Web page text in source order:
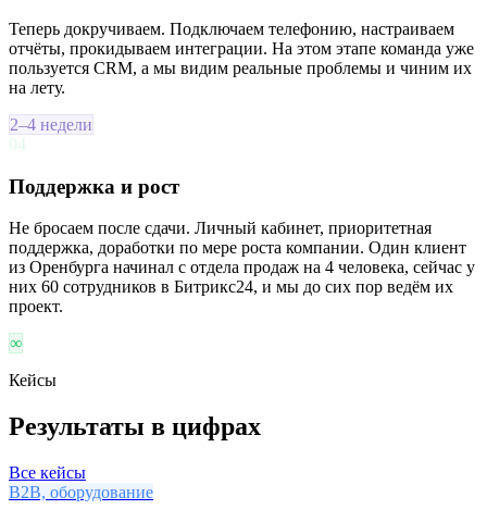
Теперь докручиваем. Подключаем телефонию, настраиваем
отчёты, прокидываем интеграции. На этом этапе команда уже
пользуется CRM, а мы видим реальные проблемы и чиним их
на лету.
2–4 недели
04
Поддержка и рост
Не бросаем после сдачи. Личный кабинет, приоритетная
поддержка, доработки по мере роста компании. Один клиент
из Оренбурга начинал с отдела продаж на 4 человека, сейчас у
них 60 сотрудников в Битрикс24, и мы до сих пор ведём их
проект.
∞
Кейсы
Результаты в цифрах
Все кейсы
B2B, оборудование